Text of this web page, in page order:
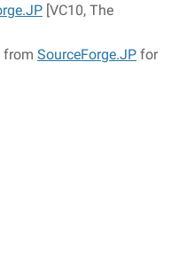
[VC10, The
from SourceForge.JP for